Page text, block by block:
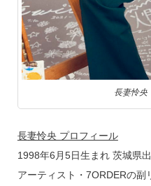
長妻怜央
長妻怜央 プロフィール
1998年6月5日生まれ 茨城県
アーティスト・7ORDERの副